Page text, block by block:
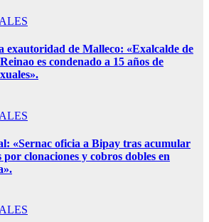
exautoridad de Malleco: «Exalcalde de
es condenado a 15 años de
«Sernac oficia a Bipay tras acumular
por clonaciones y cobros dobles en